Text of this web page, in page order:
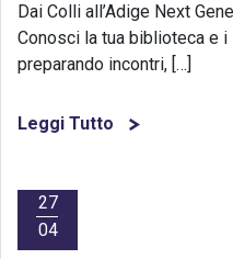
Dai Colli all’Adige Next
Conosci la tua biblioteca e
preparando incontri, […]
Leggi Tutto
27
04